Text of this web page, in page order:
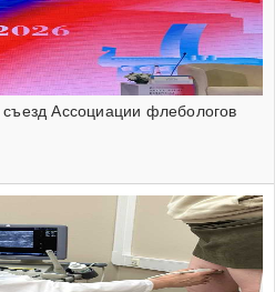
Ассоциации флебологов